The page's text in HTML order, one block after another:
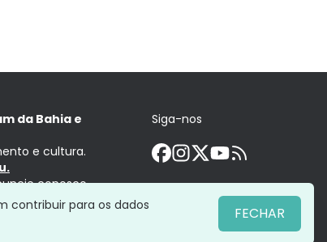
da Bahia e
e cultura.
conosco
Siga-nos
contribuir para os dados
FECHAR